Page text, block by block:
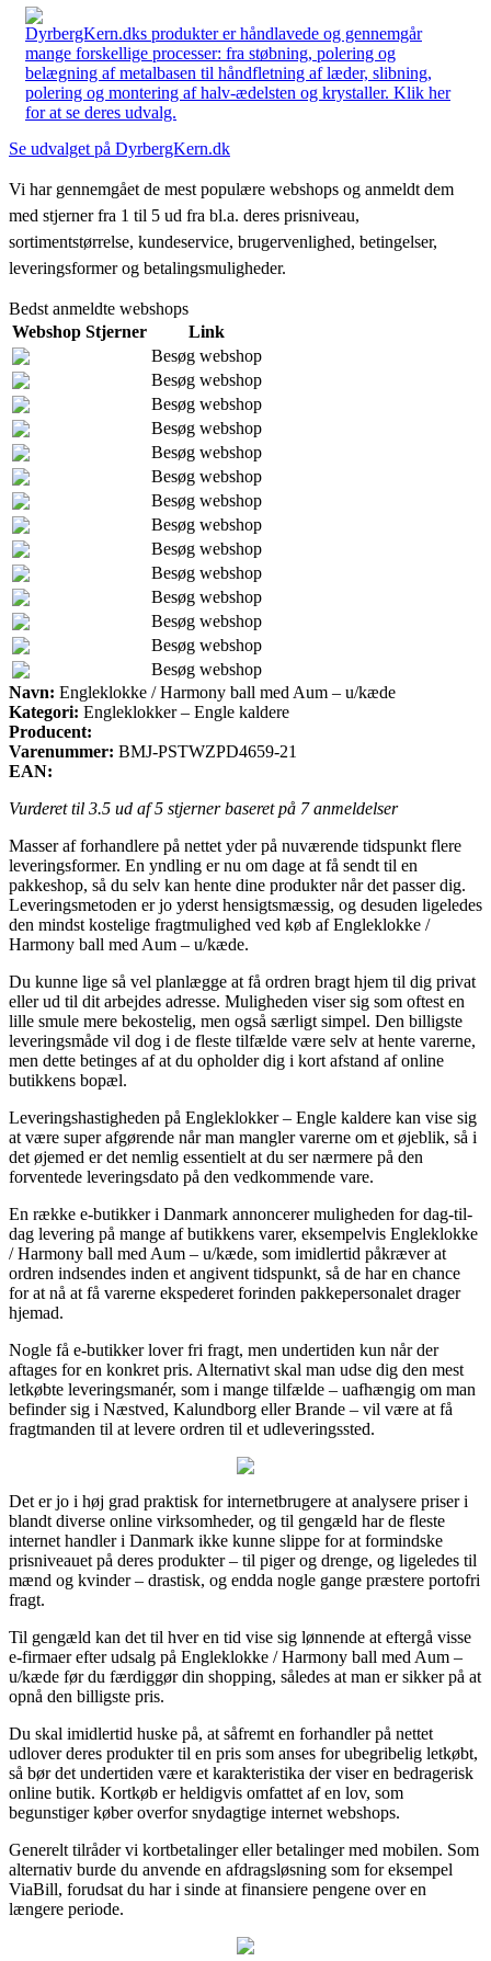
DyrbergKern.dks produkter er håndlavede og gennemgår
mange forskellige processer: fra støbning, polering og
belægning af metalbasen til håndfletning af læder, slibning,
polering og montering af halv-ædelsten og krystaller. Klik her
for at se deres udvalg.
Se udvalget på DyrbergKern.dk
Vi har gennemgået de mest populære webshops og anmeldt dem
med stjerner fra 1 til 5 ud fra bl.a. deres prisniveau,
sortimentstørrelse, kundeservice, brugervenlighed, betingelser,
leveringsformer og betalingsmuligheder.
Bedst anmeldte webshops
Webshop Stjerner
Link
Besøg webshop
Besøg webshop
Besøg webshop
Besøg webshop
Besøg webshop
Besøg webshop
Besøg webshop
Besøg webshop
Besøg webshop
Besøg webshop
Besøg webshop
Besøg webshop
Besøg webshop
Besøg webshop
Navn: Engleklokke / Harmony ball med Aum – u/kæde
Kategori: Engleklokker – Engle kaldere
Producent:
Varenummer: BMJ-PSTWZPD4659-21
EAN:
Vurderet til 3.5 ud af 5 stjerner baseret på 7anmeldelser
Masser af forhandlere på nettet yder på nuværende tidspunkt flere
leveringsformer. En yndling er nu om dage at få sendt til en
pakkeshop, så du selv kan hente dine produkter når det passer dig.
Leveringsmetoden er jo yderst hensigtsmæssig, og desuden ligeledes
den mindst kostelige fragtmulighed ved køb af Engleklokke /
Harmony ball med Aum – u/kæde.
Du kunne lige så vel planlægge at få ordren bragt hjem til dig privat
eller ud til dit arbejdes adresse. Muligheden viser sig som oftest en
lille smule mere bekostelig, men også særligt simpel. Den billigste
leveringsmåde vil dog i de fleste tilfælde være selv at hente varerne,
men dette betinges af at du opholder dig i kort afstand af online
butikkens bopæl.
Leveringshastigheden på Engleklokker – Engle kaldere kan vise sig
at være super afgørende når man mangler varerne om et øjeblik, så i
det øjemed er det nemlig essentielt at du ser nærmere på den
forventede leveringsdato på den vedkommende vare.
En række e-butikker i Danmark annoncerer muligheden for dag-til-
dag levering på mange af butikkens varer, eksempelvis Engleklokke
/ Harmony ball med Aum – u/kæde, som imidlertid påkræver at
ordren indsendes inden et angivent tidspunkt, så de har en chance
for at nå at få varerne ekspederet forinden pakkepersonalet drager
hjemad.
Nogle få e-butikker lover fri fragt, men undertiden kun når der
aftages for en konkret pris. Alternativt skal man udse dig den mest
letkøbte leveringsmanér, som i mange tilfælde – uafhængig om man
befinder sig i Næstved, Kalundborg eller Brande – vil være at få
fragtmanden til at levere ordren til et udleveringssted.
Det er jo i høj grad praktisk for internetbrugere at analysere priser i
blandt diverse online virksomheder, og til gengæld har de fleste
internet handler i Danmark ikke kunne slippe for at formindske
prisniveauet på deres produkter – til piger og drenge, og ligeledes til
mænd og kvinder – drastisk, og endda nogle gange præstere portofri
fragt.
Til gengæld kan det til hver en tid vise sig lønnende at eftergå visse
e-firmaer efter udsalg på Engleklokke / Harmony ball med Aum –
u/kæde før du færdiggør din shopping, således at man er sikker på at
opnå den billigste pris.
Du skal imidlertid huske på, at såfremt en forhandler på nettet
udlover deres produkter til en pris som anses for ubegribelig letkøbt,
så bør det undertiden være et karakteristika der viser en bedragerisk
online butik. Kortkøb er heldigvis omfattet af en lov, som
begunstiger køber overfor snydagtige internet webshops.
Generelt tilråder vi kortbetalinger eller betalinger med mobilen. Som
alternativ burde du anvende en afdragsløsning som for eksempel
ViaBill, forudsat du har i sinde at finansiere pengene over en
længere periode.